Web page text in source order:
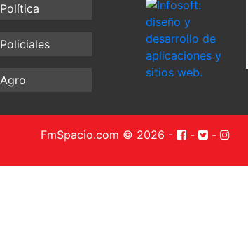
Política
Policiales
Agro
FmSpacio.com © 2026 - - -